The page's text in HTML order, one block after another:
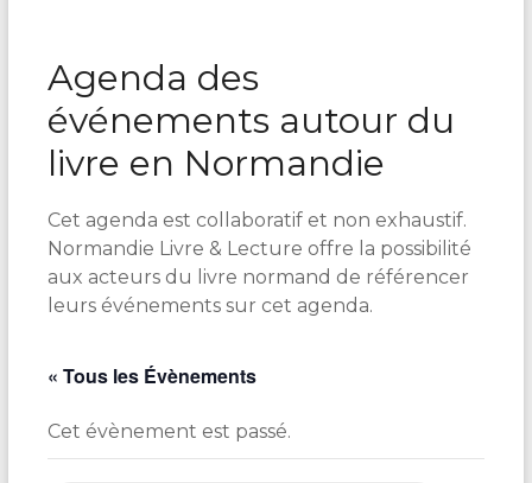
Agenda des
événements autour du
livre en Normandie
Cet agenda est collaboratif et non exhaustif.
Normandie Livre & Lecture offre la possibilité
aux acteurs du livre normand de référencer
leurs événements sur cet agenda.
« Tous les Évènements
Cet évènement est passé.